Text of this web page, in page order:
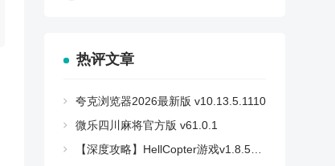
热评文章
夸克浏览器2026最新版 v10.13.5.1110
微乐四川麻将官方版 v61.0.1
【深度攻略】HellCopter游戏v1.8.59安卓版：如何轻松登顶，解锁所有秘密？